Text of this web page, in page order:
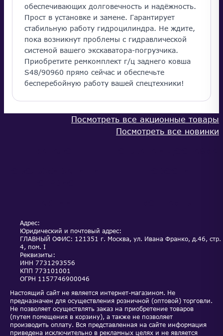
обеспечивающих долговечность и надёжность.
Прост в установке и замене. Гарантирует
стабильную работу гидроцилиндра. Не ждите,
пока возникнут проблемы с гидравлической
системой вашего экскаватора-погрузчика.
Приобретите ремкомплект г/ц заднего ковша
S48/90960 прямо сейчас и обеспечьте
бесперебойную работу вашей спецтехники!
Посмотреть все акционные товары
Посмотреть все новинки
Адрес:
Юридический и почтовый адрес:
ГЛАВНЫЙ ОФИС: 121351 г. Москва, ул. Ивана Франко, д.46, стр.
4, пом. I
Реквизиты:
ИНН 7731293556
КПП 773101001
ОГРН 1157746900046
Настоящий сайт не является интернет-магазином. Не
предназначен для осуществления розничной (оптовой) торговли.
Не позволяет осуществлять заказ на приобретение товаров
(путем помещения в корзину), а также не позволяет
производить оплату. Вся представленная на сайте информация
приведена исключительно в рекламных целях и не является